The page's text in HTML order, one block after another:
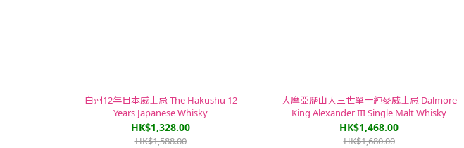
白州12年日本威士忌 The Hakushu 12
Years Japanese Whisky
HK$1,328.00
HK$1,588.00
大摩亞歷山大三世單一純麥威士忌 Dalmore
King Alexander III Single Malt Whisky
HK$1,468.00
HK$1,680.00